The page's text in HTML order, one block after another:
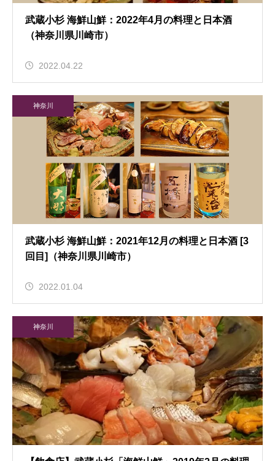
武蔵小杉 海鮮山鮮：2022年4月の料理と日本酒
（神奈川県川崎市）
2022.04.22
神奈川
武蔵小杉 海鮮山鮮：2021年12月の料理と日本酒 [3
回目]（神奈川県川崎市）
2022.01.04
神奈川